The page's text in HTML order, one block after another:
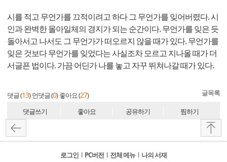
시를 적고 무언가를 끄적이려고 하다 그 무언가를 잊어버렸다. 시
인과 완벽한 몰아일체의 경지가 되는 순간이다. 무언가를 잊은 듯
돌아서고 나서도 그 무언가가 떠오르지 않을 때가 있다. 무언가를
잊은 것보다 무언가를 잊었다는 사실조차 모르고 지나올 때가 더
서글픈 법이다. 가끔 어딘가 나를 놓고 자꾸 뛰쳐나갈 때가 있다.
댓글 (13) 먼댓글 (0) 좋아요 (27) 글목록
댓글쓰기 좋아요 공유하기 찜하기
로그인 l PC버전 l 전체 메뉴 l 나의 서재